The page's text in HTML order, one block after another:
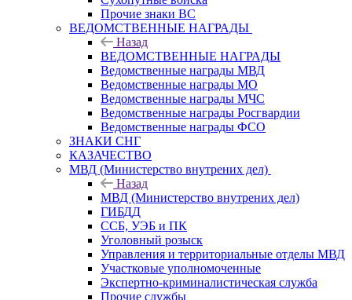
Прочие знаки ВС
ВЕДОМСТВЕННЫЕ НАГРАДЫ
Назад
ВЕДОМСТВЕННЫЕ НАГРАДЫ
Ведомственные награды МВД
Ведомственные награды МО
Ведомственные награды МЧС
Ведомственные награды Росгвардии
Ведомственные награды ФСО
ЗНАКИ СНГ
КАЗАЧЕСТВО
МВД (Министерство внутрених дел)
Назад
МВД (Министерство внутрених дел)
ГИБДД
ССБ, УЭБ и ПК
Уголовный розыск
Управления и территориальные отделы МВД
Участковые уполномоченные
Экспертно-криминалистическая служба
Прочие службы